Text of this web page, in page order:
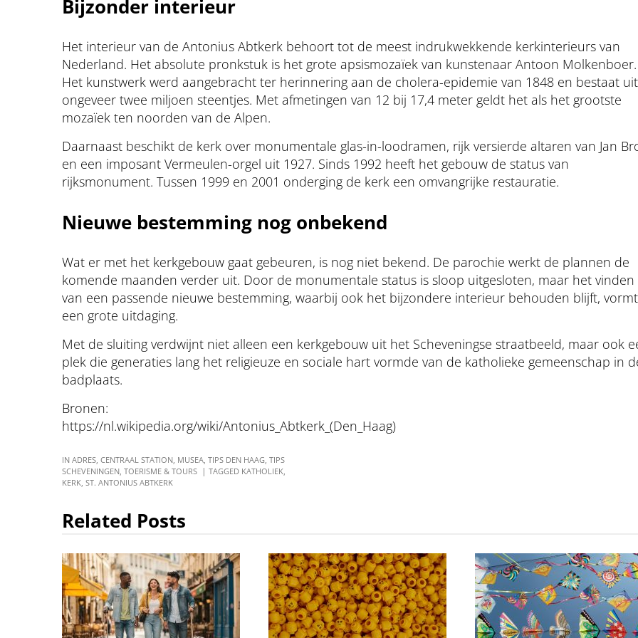
Bijzonder interieur
Het interieur van de Antonius Abtkerk behoort tot de meest indrukwekkende kerkinterieurs van
Nederland. Het absolute pronkstuk is het grote apsismozaïek van kunstenaar Antoon Molkenboer.
Het kunstwerk werd aangebracht ter herinnering aan de cholera-epidemie van 1848 en bestaat uit
ongeveer twee miljoen steentjes. Met afmetingen van 12 bij 17,4 meter geldt het als het grootste
mozaïek ten noorden van de Alpen.
Daarnaast beschikt de kerk over monumentale glas-in-loodramen, rijk versierde altaren van Jan
en een imposant Vermeulen-orgel uit 1927. Sinds 1992 heeft het gebouw de status van
rijksmonument. Tussen 1999 en 2001 onderging de kerk een omvangrijke restauratie.
Nieuwe bestemming nog onbekend
Wat er met het kerkgebouw gaat gebeuren, is nog niet bekend. De parochie werkt de plannen de
komende maanden verder uit. Door de monumentale status is sloop uitgesloten, maar het vinden
van een passende nieuwe bestemming, waarbij ook het bijzondere interieur behouden blijft, vormt
een grote uitdaging.
Met de sluiting verdwijnt niet alleen een kerkgebouw uit het Scheveningse straatbeeld, maar ook
plek die generaties lang het religieuze en sociale hart vormde van de katholieke gemeenschap in
badplaats.
Bronen:
https://nl.wikipedia.org/wiki/Antonius_Abtkerk_(Den_Haag)
IN ADRES, CENTRAAL STATION, MUSEA, TIPS DEN HAAG, TIPS
SCHEVENINGEN, TOERISME & TOURS TAGGED KATHOLIEK,
KERK, ST. ANTONIUS ABTKERK
Related Posts